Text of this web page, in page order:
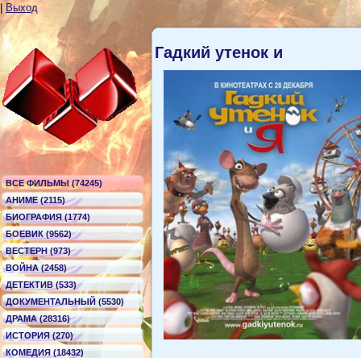
Выход
ВСЕ ФИЛЬМЫ (74245)
АНИМЕ (2115)
БИОГРАФИЯ (1774)
БОЕВИК (9562)
ВЕСТЕРН (973)
ВОЙНА (2458)
ДЕТЕКТИВ (533)
ДОКУМЕНТАЛЬНЫЙ (5530)
ДРАМА (28316)
ИСТОРИЯ (270)
КОМЕДИЯ (18432)
Гадкий утенок и